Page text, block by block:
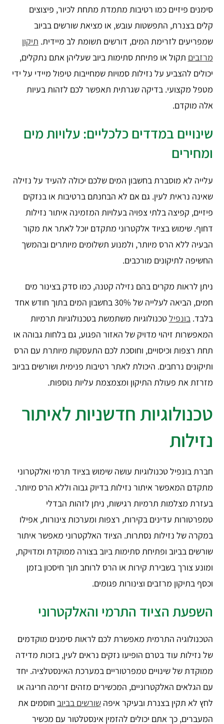
סימנים פיזיים כמו רטיבות מתמדת מתחת לכיור, פיצוצים
קלים בצנרת, התפשטות עובש, או מציאת שורשים בביוב
שמפריעים לזרימת המים, דורשים תשומת לב מיידית. תיקון
מרזבים תקול או פתיחת סתימות ביוב שעליהן אתם נתקלים,
יכולים להצביע על נזילות סמויות שמחייבות טיפול מיידי על ידי
מטפל מקצועי. בדיקה שגרתית תאפשר לכם לזהות בעיות
אלה מוקדם.
שינויים במדדים כלכליים: עלויות מים
ומחירים
עלייה לא מוסברת בחשבון המים שלכם יכולה להעיד על נזילה
שאינה נראית לעין. גם אם לא הבחנתם ברטיבות או בנזקים
פיזיים, קפיצה בלתי צפויה בעלויות המזמינה איתור נזילות
דחוף. שימוש בציוד אלקטרוני מתקדם יוכל לאתר את מקור
הבעיה ללא הרס מיותר, ולמנוע תשלומים מיותרים ובהמשך
החשיפה לתיקונים מורכבים.
ניתן לראות מקרים בהם נזילה קטנה, כמו סדק בצינור מים
חמים, הביאה לעלייה של 30% בחשבון המים בתוך חודש אחד
בלבד.בונפילטכנולוגיות משתמשת בטכנולוגיות תרמיות
המאפשרות זיהוי מדויק של האזור הפגוע, גם בלחות גבוהה או
תחת רצפות וכיסויים, וחוסכת לכם התעסקות מיותרת עם הרס
ותיקונים נרחבים. היכולת לאתר רטיבות פנימית ושורשים בביוב
מזרזת את פעולת התיקון ומצמצמת עליות נוספות.
טכנולוגיות חדשניות לאיתור
נזילות
חברת בונפיל טכנולוגיות עושה שימוש בציוד תרמי ואלקטרוני
מתקדם המאפשר איתור נזילות בדיוק גבוה וללא הרס מיותר.
בעזרת מצלמות תרמיות רגישות, ניתן לזהות הבדלי
טמפרטורות עדינים בקירות, רצפות ומערכות צינורות, אפילו
במקרה של נזילות נסתרות. הציוד האלקטרוני מאפשר איתור
שורשים בביוב ופתיחת סתימות ביוב בצורה ממוקדת ומדויקת,
ומונע צורך בשבירת קירות או הרס לרוחב תוך חיסכון בזמן
וכסף בתיקון מרזבים וצינורות פגומים.
השפעת הציוד התרמי והאלקטרוני
הטכנולוגיה התרמית מאפשרת לכם לראות סימנים מוקדמים
של נזילות עוד בטרם הופיעו נזקים נראים לעין, בזכות מדידה
ממוקדת של שינויים טמפרטוריים במערכת האינסטלציה. יחד
עם הגלאים האלקטרוניים, המכשירים מזהים זרימה חריגה או
לחץ לא תקין בצנרת ובעיקר איפהשורשים בביוב חוסמים את
המעברים, כך אתם יכולים להזמין אינסטלטור עם מכשיר